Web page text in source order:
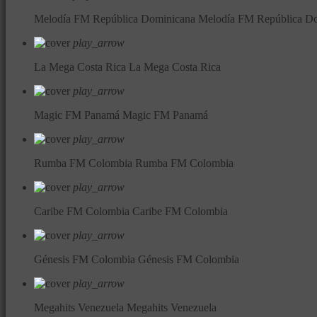
Melodía FM República Dominicana Melodía FM República
play_arrow
La Mega Costa Rica La Mega Costa Rica
play_arrow
Magic FM Panamá Magic FM Panamá
play_arrow
Rumba FM Colombia Rumba FM Colombia
play_arrow
Caribe FM Colombia Caribe FM Colombia
play_arrow
Génesis FM Colombia Génesis FM Colombia
play_arrow
Megahits Venezuela Megahits Venezuela